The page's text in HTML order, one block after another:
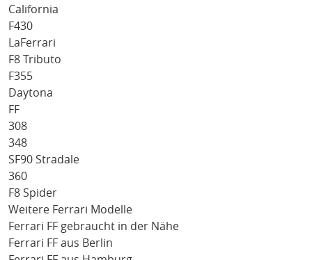
California
F430
LaFerrari
F8 Tributo
F355
Daytona
FF
308
348
SF90 Stradale
360
F8 Spider
Weitere Ferrari Modelle
Ferrari FF gebraucht in der Nähe
Ferrari FF aus Berlin